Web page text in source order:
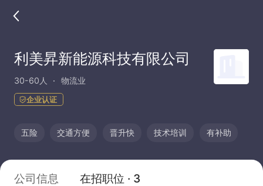
利美昇新能源科技有限公司
30-60人 物流业
企业认证
五险 交通方便 晋升快 技术培训 有补助
公司信息 在招职位 · 3